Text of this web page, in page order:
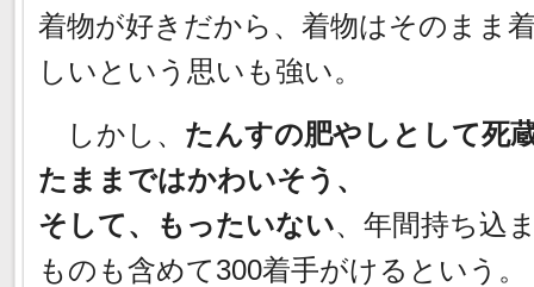
着物が好きだから、着物はそのまま
しいという思いも強い。
しかし、 たんすの肥やしとして死
たままではかわいそう、
そして、もったいない、年間持ち込
ものも含めて300着手がけるという。